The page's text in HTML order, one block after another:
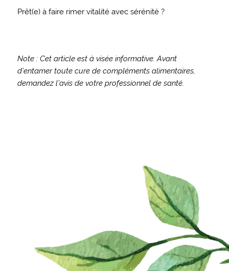
Prêt(e) à faire rimer vitalité avec sérénité ?
Note : Cet article est à visée informative. Avant
d’entamer toute cure de compléments alimentaires,
demandez l’avis de votre professionnel de santé.